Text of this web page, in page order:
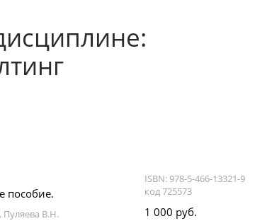
пособие.
В.Н.
ISBN: 978-5-466-13321-9
код 725573
1 000 руб.